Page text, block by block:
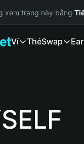
xem trang này bằng
Ví ThẻSwap